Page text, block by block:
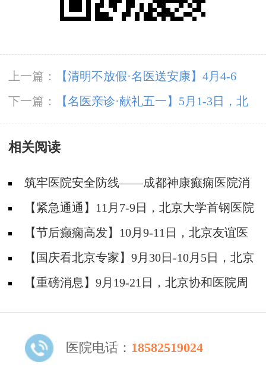
上一篇：
【清明不放假·名医送安康】4月4-6
日，北京四川专家免费会诊+超万元援助，速领
健康礼遇!
下一篇：
【名医亲诊·献礼五一】5月1-3日，北
京三甲名医空降成都，为癫痫患者带来新希望
相关阅读
筑牢医院安全防线——成都神康癫痫医院消
防安全培训纪实
【紧急通通】11月7-9日，北京大学首钢医院
神经内科胡颖教授亲临成都会诊，破解癫痫疑难
【节后癫痫高发】10月9-11日，北京友谊医
院陈葵博士免费会诊+治疗援助，破解癫痫难
题！
【国庆看北京专家】9月30日-10月5日，北京
天坛&首钢医院两大专家蓉城亲诊+癫痫大额救
【重磅消息】9月19-21日，北京协和医院周
线！
医院电话： 18582519024